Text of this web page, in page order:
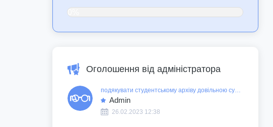
0%
Оголошення від адміністратора
подякувати студентському архіву довільною сумою
Admin
26.02.2023 12:38